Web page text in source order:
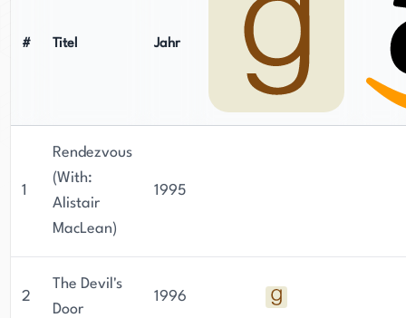
# Titel Jahr
1
Rendezvous
(With:
Alistair
MacLean)
1995
2
The Devil's
Door
1996